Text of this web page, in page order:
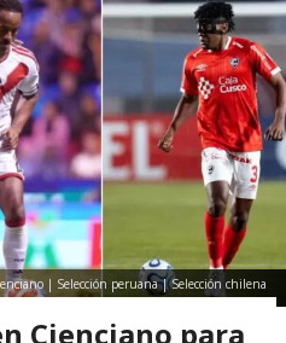
| Selección peruana | Selección chilena
Cienciano para